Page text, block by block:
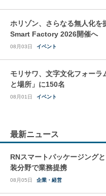
ホリゾン、さらなる無人化
Smart Factory 2026開催へ
08月03日 イベント
モリサワ、文字文化フォーラ
と場所」に150名
08月01日 イベント
最新ニュース
RNスマートパッケージング
装分野で業務提携
08月05日 企業・経営